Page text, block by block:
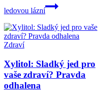
ledovou lázní
Zdraví
Xylitol: Sladký jed pro
vaše zdraví? Pravda
odhalena